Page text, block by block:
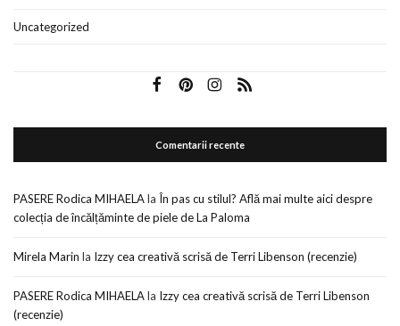
Uncategorized
Comentarii recente
PASERE Rodica MIHAELAla În pas cu stilul? Află mai multe aici despre
colecția de încălțăminte de piele de La Paloma
Mirela Marin la Izzy cea creativă scrisă de Terri Libenson (recenzie)
PASERE Rodica MIHAELAla Izzy cea creativă scrisă de Terri Libenson
(recenzie)